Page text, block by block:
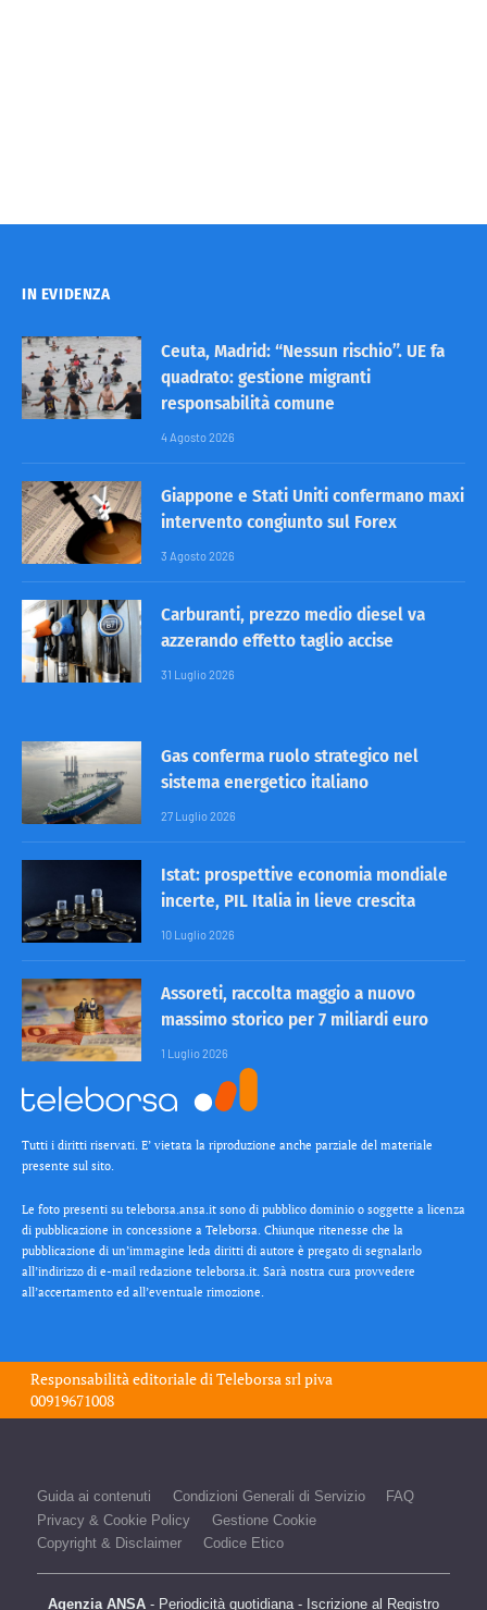
IN EVIDENZA
Ceuta, Madrid: “Nessun rischio”. UE fa
quadrato: gestione migranti
responsabilità comune
4 Agosto 2026
Giappone e Stati Uniti confermano maxi
intervento congiunto sul Forex
3 Agosto 2026
Carburanti, prezzo medio diesel va
azzerando effetto taglio accise
31 Luglio 2026
Gas conferma ruolo strategico nel
sistema energetico italiano
27 Luglio 2026
Istat: prospettive economia mondiale
incerte, PIL Italia in lieve crescita
10 Luglio 2026
Assoreti, raccolta maggio a nuovo
massimo storico per 7 miliardi euro
1 Luglio 2026
Tutti i diritti riservati. E’ vietata la riproduzione anche parziale del materiale
presente sul sito.
Le foto presenti su teleborsa.ansa.it sono di pubblico dominio o soggette a licenza
di pubblicazione in concessione a Teleborsa. Chiunque ritenesse che la
pubblicazione di un’immagine leda diritti di autore è pregato di segnalarlo
all’indirizzo di e-mail redazione teleborsa.it. Sarà nostra cura provvedere
all’accertamento ed all’eventuale rimozione.
Responsabilità editoriale diTeleborsa srlpiva
00919671008
Guida ai contenuti Condizioni Generali di Servizio
FAQ
Privacy & Cookie Policy
Gestione Cookie
Copyright & Disclaimer
Codice Etico
Agenzia ANSA - Periodicità quotidiana - Iscrizione al Registro